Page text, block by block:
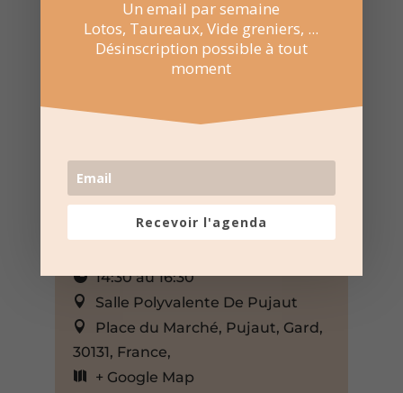
14:30 au 16:30
Salle Polyvalente De Pujaut
Place du Marché, Pujaut, Gard,
30131, France,
+ Google Map
Un email par semaine
Lotos, Taureaux, Vide greniers, ...
Désinscription possible à tout
moment
Recevoir l'agenda